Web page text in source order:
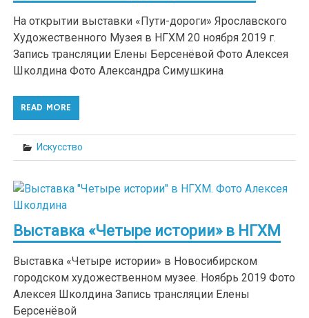
На открытии выставки «Пути-дороги» Ярославского
Художественного Музея в НГХМ 20 ноября 2019 г.
Запись трансляции Елены Берсенёвой Фото Алексея
Школдина Фото Александра Симушкина
READ MORE
Искусство
Выставка «Четыре истории» в НГХМ
Выставка «Четыре истории» в Новосибирском
городском художественном музее. Ноябрь 2019 Фото
Алексея Школдина Запись трансляции Елены
Берсенёвой